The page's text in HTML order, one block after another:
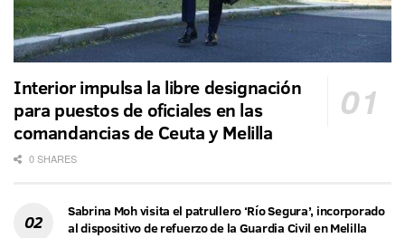
Interior impulsa la libre designación
para puestos de oficiales en las
comandancias de Ceuta y Melilla
0 SHARES
Sabrina Moh visita el patrullero ‘Río Segura’, incorporado
al dispositivo de refuerzo de la Guardia Civil en Melilla